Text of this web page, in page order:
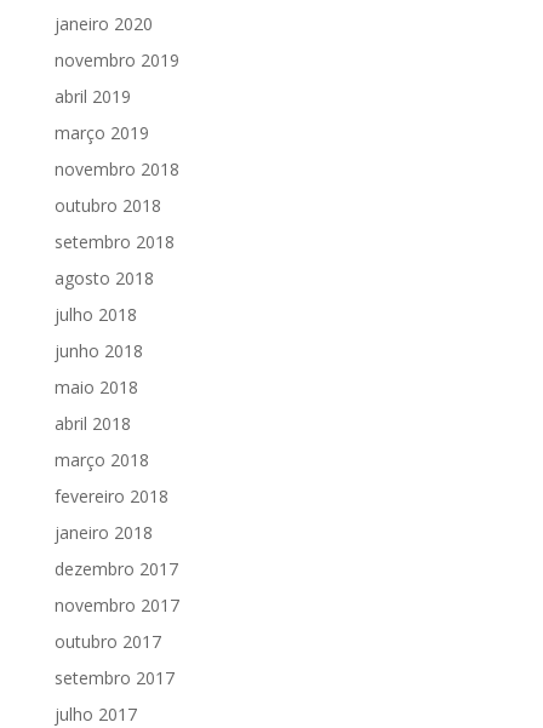
janeiro 2020
novembro 2019
abril 2019
março 2019
novembro 2018
outubro 2018
setembro 2018
agosto 2018
julho 2018
junho 2018
maio 2018
abril 2018
março 2018
fevereiro 2018
janeiro 2018
dezembro 2017
novembro 2017
outubro 2017
setembro 2017
julho 2017